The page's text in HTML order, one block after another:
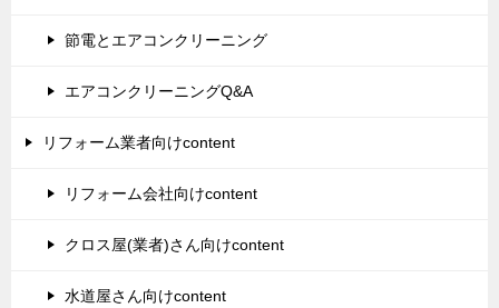
節電とエアコンクリーニング
エアコンクリーニングQ&A
リフォーム業者向けcontent
リフォーム会社向けcontent
クロス屋(業者)さん向けcontent
水道屋さん向けcontent